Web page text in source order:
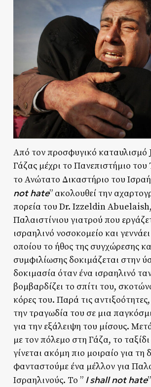
Από τον προσφυγικό καταυλισμό
Γάζας μέχρι το Πανεπιστήμιο του
το Ανώτατο Δικαστήριο του
not hate” ακολουθεί την
πορεία του Dr. Izzeldin
Παλαιστίνιου γιατρού που
ισραηλινό νοσοκομείο και
οποίου το ήθος της συγχώρεσης
συμφιλίωσης δοκιμάζεται στην
δοκιμασία όταν ένα ισραηλινό
βομβαρδίζει το σπίτι του,
κόρες του. Παρά τις
την τραγωδία του σε μια
για την εξάλειψη του μίσους. Μετά
με τον πόλεμο στη Γάζα, το
γίνεται ακόμη πιο μοιραίο για τη
φανταστούμε ένα μέλλον για
Ισραηλινούς. Το ” I shall not hate